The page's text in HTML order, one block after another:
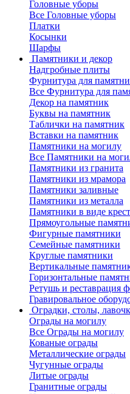
Головные уборы
Все Головные уборы
Платки
Косынки
Шарфы
Памятники и декор
Надгробные плиты
Фурнитура для
Все Фурнитура для
Декор на памятник
Буквы на памятник
Таблички на памятник
Вставки на памятник
Памятники на могилу
Все Памятники на
Памятники из гранита
Памятники из мрамора
Памятники заливные
Памятники из металла
Памятники в виде
Прямоугольные
Фигурные памятники
Семейные памятники
Круглые памятники
Вертикальные
Горизонтальные
Ретушь и реставрация
Гравировальное
Оградки, столы,
Ограды на могилу
Все Ограды на могилу
Кованые ограды
Металлические ограды
Чугунные ограды
Литые ограды
Гранитные ограды